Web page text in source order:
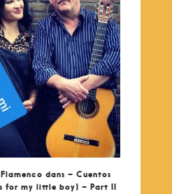
dans – Cuentos
for my little boy) – Part II